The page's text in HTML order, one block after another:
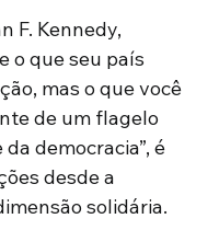
F. Kennedy,
o que seu país
mas o que você
de um flagelo
democracia”, é
desde a
solidária.